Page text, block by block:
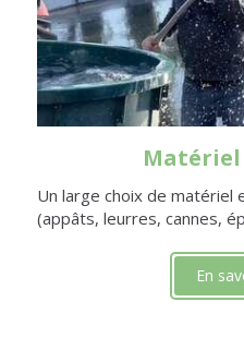
Matériel
Un large choix de
(appâts, leurres, cannes,
En